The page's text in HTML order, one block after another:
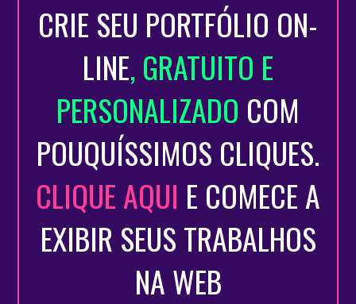
CRIE SEU PORTFÓLIO ON-
LINE, GRATUITO E
PERSONALIZADO COM
POUQUÍSSIMOS CLIQUES.
CLIQUE AQUI E COMECE A
EXIBIR SEUS TRABALHOS
NA WEB